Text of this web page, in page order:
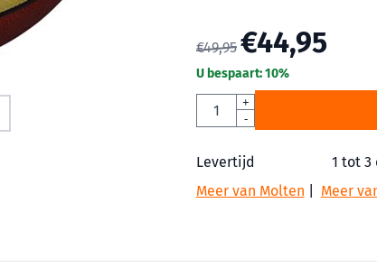
€49,95 €44,95
U bespaart:10%
Aantal
+
-
Levertijd
1 tot 3
Meer van Molten
Meer